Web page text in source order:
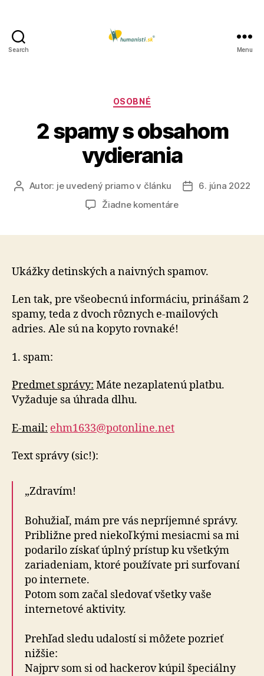
Search Menu
Kategórie
OSOBNÉ
2 spamy s obsahom
vydierania
AutorAutor: je uvedený priamo v článku
Dátum
6. júna 2022
Žiadne komentárena
vydierania
Ukážky detinských a naivných spamov.
Len tak, pre všeobecnú informáciu, prinášam 2
spamy, teda z dvoch rôznych e-mailových
adries. Ale sú na kopyto rovnaké!
1. spam:
Predmet správy: Máte nezaplatenú platbu.
Vyžaduje sa úhrada dlhu.
E-mail: ehm1633@potonline.net
Text správy (sic!):
„Zdravím!
Bohužiaľ, mám pre vás nepríjemné správy.
Približne pred niekoľkými mesiacmi sa mi
podarilo získať úplný prístup ku všetkým
zariadeniam, ktoré používate pri surfovaní
po internete.
Potom som začal sledovať všetky vaše
internetové aktivity.
Prehľad sledu udalostí si môžete pozrieť
nižšie:
Najprv som si od hackerov kúpil špeciálny